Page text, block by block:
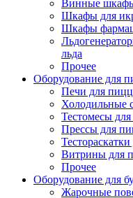
Винные
Шкафы для
Шкафы
льда
Прочее
Оборудование для
Печи для
Холодильные
Тестомесы
Прессы для
Витрины для
Прочее
Оборудование для
Жарочные